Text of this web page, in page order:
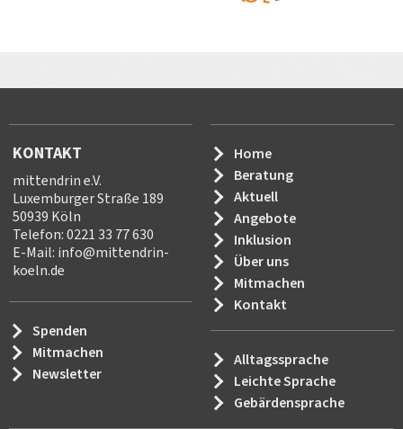
KONTAKT
mittendrin e.V.
Luxemburger Straße 189
50939 Köln
Telefon: 0221 33 77 630
E-Mail: info@mittendrin-
koeln.de
Spenden
Mitmachen
Newsletter
Home
Beratung
Aktuell
Angebote
Inklusion
Über uns
Mitmachen
Kontakt
Alltagssprache
Leichte Sprache
Gebärdensprache